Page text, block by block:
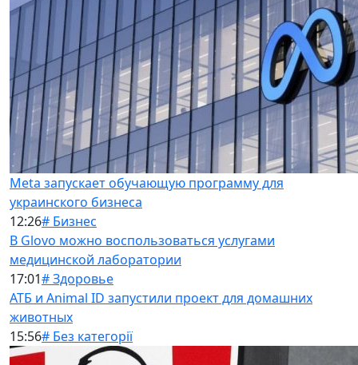
Meta запускает обучающую программу для
украинского бизнеса
12:26# Бизнес
В Glovo можно воспользоваться услугами
медицинской лаборатории
17:01# Здоровье
АТБ и Animal ID запустили проект для домашних
животных
15:56# Без категорії